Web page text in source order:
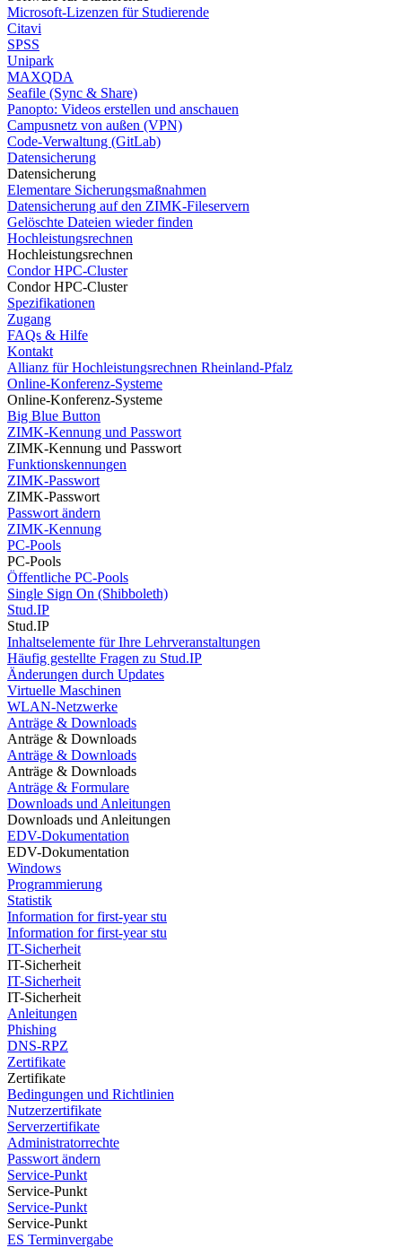
Microsoft-Lizenzen für Studierende
Citavi
SPSS
Unipark
MAXQDA
Seafile (Sync & Share)
Panopto: Videos erstellen und anschauen
Campusnetz von außen (VPN)
Code-Verwaltung (GitLab)
Datensicherung
Datensicherung
Elementare Sicherungsmaßnahmen
Datensicherung auf den ZIMK-Fileservern
Gelöschte Dateien wieder finden
Hochleistungsrechnen
Hochleistungsrechnen
Condor HPC-Cluster
Condor HPC-Cluster
Spezifikationen
Zugang
FAQs & Hilfe
Kontakt
Allianz für Hochleistungsrechnen Rheinland-Pfalz
Online-Konferenz-Systeme
Online-Konferenz-Systeme
Big Blue Button
ZIMK-Kennung und Passwort
ZIMK-Kennung und Passwort
Funktionskennungen
ZIMK-Passwort
ZIMK-Passwort
Passwort ändern
ZIMK-Kennung
PC-Pools
PC-Pools
Öffentliche PC-Pools
Single Sign On (Shibboleth)
Stud.IP
Stud.IP
Inhaltselemente für Ihre Lehrveranstaltungen
Häufig gestellte Fragen zu Stud.IP
Änderungen durch Updates
Virtuelle Maschinen
WLAN-Netzwerke
Anträge & Downloads
Anträge & Downloads
Anträge & Downloads
Anträge & Downloads
Anträge & Formulare
Downloads und Anleitungen
Downloads und Anleitungen
EDV-Dokumentation
EDV-Dokumentation
Windows
Programmierung
Statistik
Information for first-year stu
Information for first-year stu
IT-Sicherheit
IT-Sicherheit
IT-Sicherheit
IT-Sicherheit
Anleitungen
Phishing
DNS-RPZ
Zertifikate
Zertifikate
Bedingungen und Richtlinien
Nutzerzertifikate
Serverzertifikate
Administratorrechte
Passwort ändern
Service-Punkt
Service-Punkt
Service-Punkt
Service-Punkt
ES Terminvergabe